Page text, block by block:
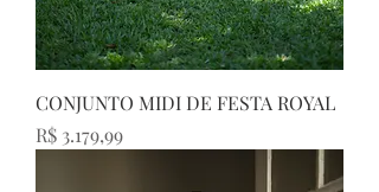
CONJUNTO MIDI DE FESTA ROYAL
Preço
R$ 3.179,99